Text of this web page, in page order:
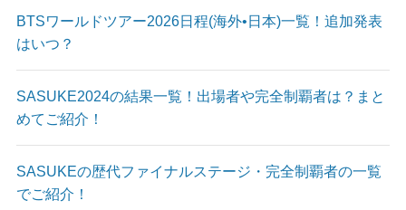
BTSワールドツアー2026日程(海外•日本)一覧！追加発表
はいつ？
SASUKE2024の結果一覧！出場者や完全制覇者は？まと
めてご紹介！
SASUKEの歴代ファイナルステージ・完全制覇者の一覧
でご紹介！